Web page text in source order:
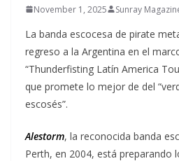
November 1, 2025 Sunray
La banda escocesa de pirate
regreso a la Argentina en el
“Thunderfisting Latín America
que promete lo mejor de del
escosés”.
Alestorm, la reconocida banda
Perth, en 2004, está preparando